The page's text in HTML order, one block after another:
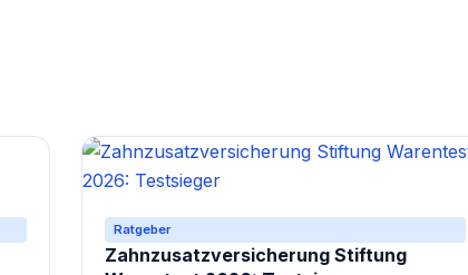
Ratgeber
Zahnzusatzversicherung Stiftung